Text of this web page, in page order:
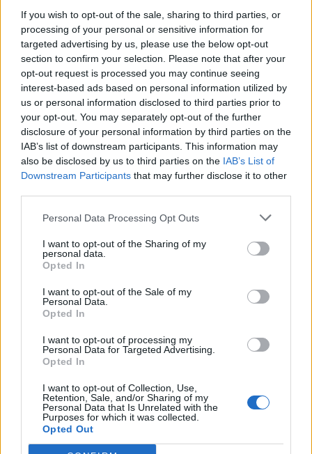
If you wish to opt-out of the sale, sharing to third parties, or
processing of your personal or sensitive information for
targeted advertising by us, please use the below opt-out
section to confirm your selection. Please note that after your
opt-out request is processed you may continue seeing
interest-based ads based on personal information utilized by
us or personal information disclosed to third parties prior to
your opt-out. You may separately opt-out of the further
disclosure of your personal information by third parties on the
IAB’s list of downstream participants. This information may
also be disclosed by us to third parties on the IAB’s List of
Downstream Participants that may further disclose it to other
Personal Data Processing Opt Outs
I want to opt-out of the Sharing of my
personal data.
Opted In
I want to opt-out of the Sale of my
Personal Data.
Opted In
I want to opt-out of processing my
Personal Data for Targeted Advertising.
Opted In
I want to opt-out of Collection, Use,
Retention, Sale, and/or Sharing of my
Personal Data that Is Unrelated with the
Purposes for which it was collected.
Opted Out
2024 Brest 0-1 Nizza
2024 Brest 0-0 Nizza
2023 Nizza 0-0 Brest
2023 Brest 1-0 Nizza
2022 Nizza 1-0 Brest
2022 Brest Nizza
2021 Nizza 2-1 Brest
Prossime partite Brest
22/08
Brest 29/08